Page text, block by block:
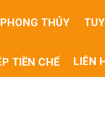
PHONG THỦY
TIỀN CHẾ LIÊN